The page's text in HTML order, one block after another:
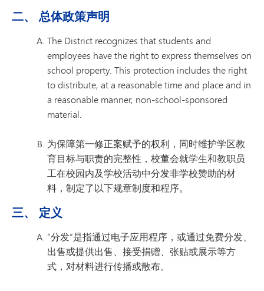
二、 总体政策声明
The District recognizes that students and
employees have the right to express themselves on
school property. This protection includes the right
to distribute, at a reasonable time and place and in
a reasonable manner, non-school-sponsored
material.
为保障第一修正案赋予的权利，同时维护学区教
育目标与职责的完整性，校董会就学生和教职员
工在校园内及学校活动中分发非学校赞助的材
料，制定了以下规章制度和程序。
三、 定义
“分发”是指通过电子应用程序，或通过免费分发、
出售或提供出售、接受捐赠、张贴或展示等方
式，对材料进行传播或散布。